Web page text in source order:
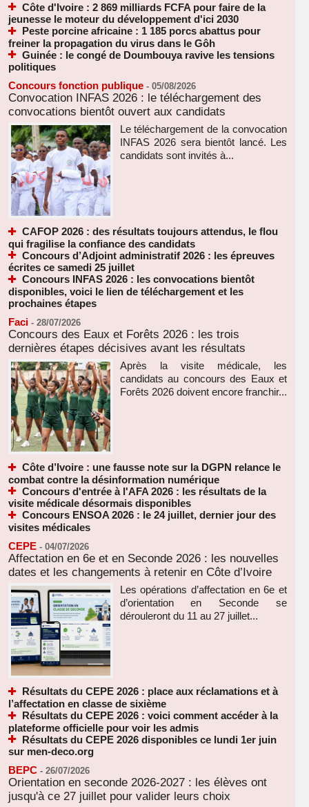
Côte d'Ivoire : 2 869 milliards FCFA pour faire de la
jeunesse le moteur du développement d'ici 2030
Peste porcine africaine : 1 185 porcs abattus pour
freiner la propagation du virus dans le Gôh
Guinée : le congé de Doumbouya ravive les tensions
politiques
Concours fonction publique - 05/08/2026
Convocation INFAS 2026 : le téléchargement des
convocations bientôt ouvert aux candidats
Le téléchargement de la convocation
INFAS 2026 sera bientôt lancé. Les
candidats sont invités à...
CAFOP 2026 : des résultats toujours attendus, le flou
qui fragilise la confiance des candidats
Concours d’Adjoint administratif 2026 : les épreuves
écrites ce samedi 25 juillet
Concours INFAS 2026 : les convocations bientôt
disponibles, voici le lien de téléchargement et les
prochaines étapes
Faci - 28/07/2026
Concours des Eaux et Forêts 2026 : les trois
dernières étapes décisives avant les résultats
Après la visite médicale, les
candidats au concours des Eaux et
Forêts 2026 doivent encore franchir...
Côte d’Ivoire : une fausse note sur la DGPN relance le
combat contre la désinformation numérique
Concours d'entrée à l'AFA 2026 : les résultats de la
visite médicale désormais disponibles
Concours ENSOA 2026 : le 24 juillet, dernier jour des
visites médicales
CEPE - 04/07/2026
Affectation en 6e et en Seconde 2026 : les nouvelles
dates et les changements à retenir en Côte d’Ivoire
Les opérations d’affectation en 6e et
d’orientation en Seconde se
dérouleront du 11 au 27 juillet...
Résultats du CEPE 2026 : place aux réclamations et à
l’affectation en classe de sixième
Résultats du CEPE 2026 : voici comment accéder à la
plateforme officielle pour voir les admis
Résultats du CEPE 2026 disponibles ce lundi 1er juin
sur men-deco.org
BEPC - 26/07/2026
Orientation en seconde 2026-2027 : les élèves ont
jusqu'à ce 27 juillet pour valider leurs choix